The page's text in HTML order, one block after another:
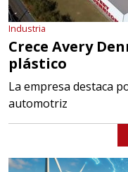
Industria
Crece Avery
plástico
La empresa destaca
automotriz